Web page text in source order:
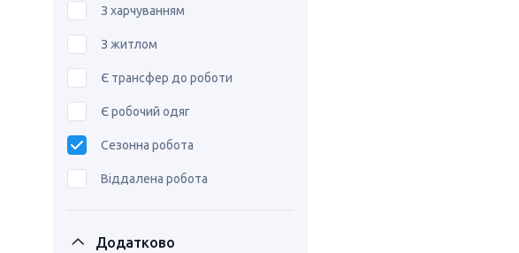
З харчуванням
З житлом
Є трансфер до роботи
Є робочий одяг
Сезонна робота
Віддалена робота
Додатково